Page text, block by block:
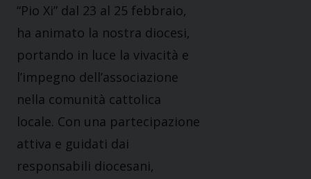
“Pio Xi” dal 23 al 25 febbraio,
ha animato la nostra diocesi,
portando in luce la vivacità e
l’impegno dell’associazione
nella comunità cattolica
locale. Con una partecipazione
attiva e guidati dai
responsabili diocesani,